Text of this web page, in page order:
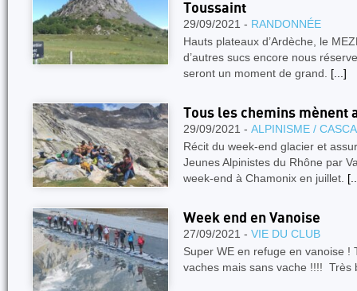
Toussaint
29/09/2021 - RANDONNÉE
Hauts plateaux d’Ardèche, le
d’autres sucs encore nous
seront un moment de grand. [...]
Tous les chemins mènent
29/09/2021 - ALPINISME /
Récit du week-end glacier et
Jeunes Alpinistes du Rhône par
week-end à Chamonix en juillet.
Week end en Vanoise
27/09/2021 - VIE DU CLUB
Super WE en refuge en vanoise !
vaches mais sans vache !!!! Très